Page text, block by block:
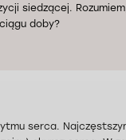
siedzącej.
doby?
serca.